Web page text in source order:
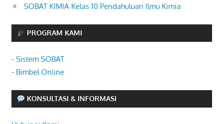
SOBAT KIMIA Kelas 10 Pendahuluan Ilmu Kimia
PROGRAM KAMI
- Sistem SOBAT
- Bimbel Online
KONSULTASI & INFORMASI